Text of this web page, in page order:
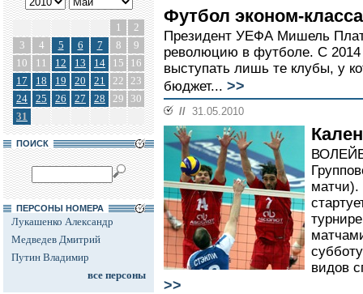
1
2
3
4 5 6 7 8
9
10
11 12 13 14 15
16
17
18 19 20 21 22 23
24
25 26 27 28 29
30
31
ПОИСК
ПЕРСОНЫ НОМЕРА
Лукашенко Александр
Медведев Дмитрий
Путин Владимир
все персоны
Футбол эконом-класса
Президент УЕФА Мишель
революцию в футболе. С 2014
выступать лишь те клубы, у
бюджет... >>
// 31.05.2010
матчи).
видов
>>